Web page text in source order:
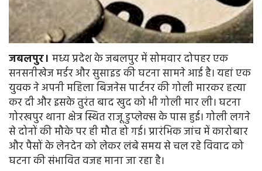
जबलपुर। मध्य प्रदेश के जबलपुर में सोमवार दोपहर एक
सनसनीखेज मर्डर और सुसाइड की घटना सामने आई है। यहां एक
युवक ने अपनी महिला बिजनेस पार्टनर की गोली मारकर हत्या
कर दी और इसके तुरंत बाद खुद को भी गोली मार ली। घटना
गोरखपुर थाना क्षेत्र स्थित राजू डुप्लेक्स के पास हुई। गोली लगने
से दोनों की मौके पर ही मौत हो गई। प्रारंभिक जांच में कारोबार
और पैसों के लेनदेन को लेकर लंबे समय से चल रहे विवाद को
घटना की संभावित वजह माना जा रहा है।